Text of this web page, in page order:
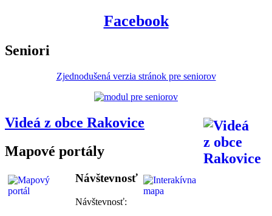
Facebook
Seniori
Zjednodušená verzia stránok pre seniorov
Videá z obce Rakovice
Mapové portály
Návštevnosť
Návštevnosť: